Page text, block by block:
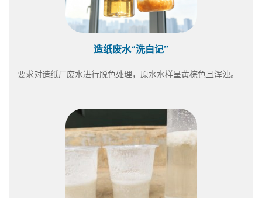
造纸废水“洗白记”
要求对造纸厂废水进行脱色处理，原水水样呈黄棕色且浑浊。